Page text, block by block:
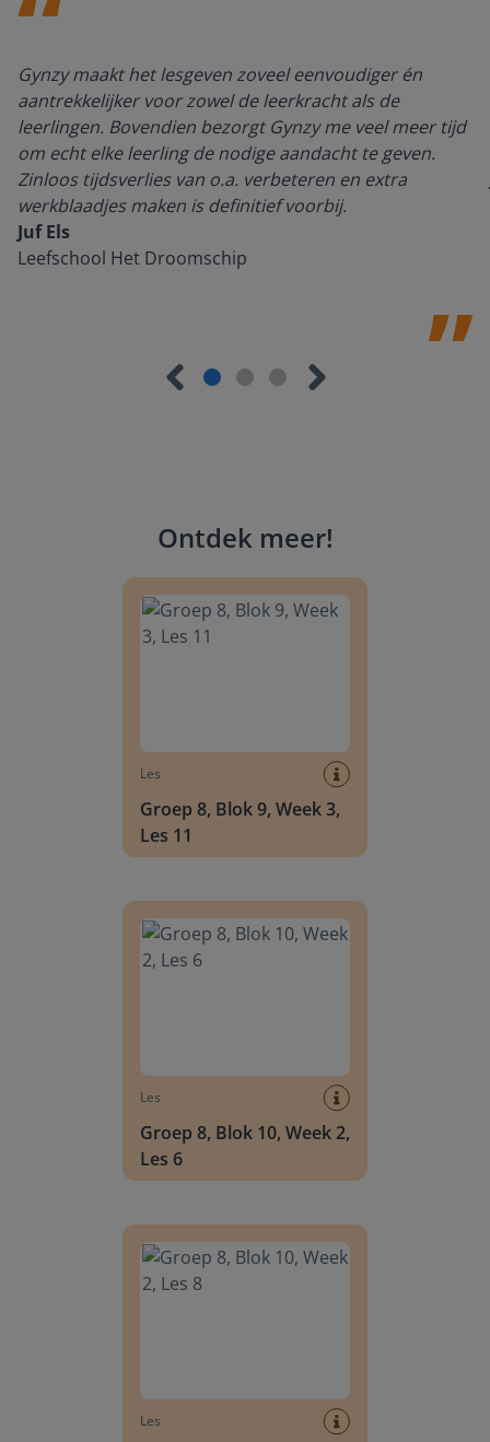
Gynzy maakt het lesgeven zoveel eenvoudiger én
aantrekkelijker voor zowel de leerkracht als de
leerlingen. Bovendien bezorgt Gynzy me veel meer tijd
om echt elke leerling de nodige aandacht te geven.
Zinloos tijdsverlies van o.a. verbeteren en extra
werkblaadjes maken is definitief voorbij.
Juf Els
Leefschool Het Droomschip
Ontdek meer!
Les
Groep 8, Blok 9, Week 3,
Les 11
Les
Groep 8, Blok 10, Week 2,
Les 6
Les